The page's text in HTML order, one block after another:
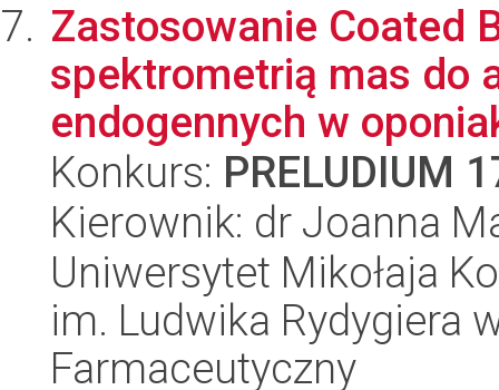
Zastosowanie Coated
spektrometrią mas do
endogennych w
Konkurs: PRELUDIUM
Kierownik: dr Joanna
Uniwersytet Mikołaja
im. Ludwika Rydygiera
Farmaceutyczny